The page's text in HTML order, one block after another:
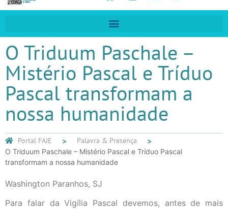
O Triduum Paschale –
Mistério Pascal e Tríduo
Pascal transformam a
nossa humanidade
Portal FAJE Palavra & Presença
O Triduum Paschale – Mistério Pascal e Tríduo Pascal
transformam a nossa humanidade
Washington Paranhos, SJ
Para falar da Vigília Pascal devemos, antes de mais